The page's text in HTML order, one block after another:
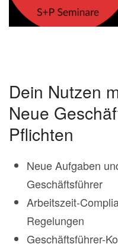
Dein Nutzen
Neue
Pflichten
Neue Aufgaben
Geschäftsführer
Arbeitszeit-
Regelungen
Geschäftsführer-